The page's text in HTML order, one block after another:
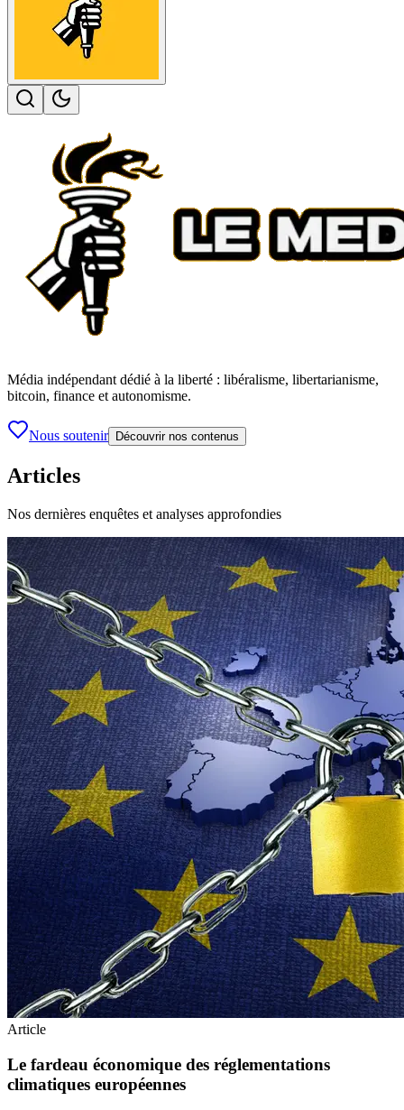
Média indépendant dédié à la liberté : libéralisme, libertarianisme,
bitcoin, finance et autonomisme.
Nous soutenir Découvrir nos contenus
Articles
Nos dernières enquêtes et analyses approfondies
Article
Le fardeau économique des réglementations
climatiques européennes